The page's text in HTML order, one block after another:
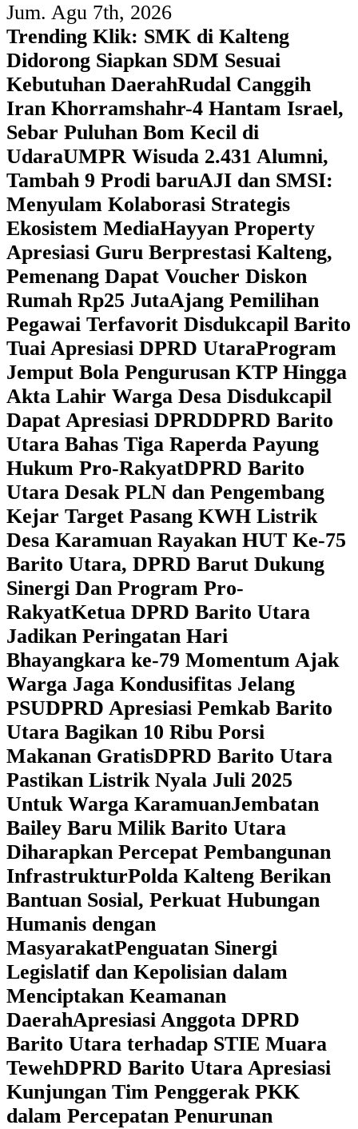
Jum. Agu 7th, 2026
Trending Klik: SMK di Kalteng
Didorong Siapkan SDM Sesuai
Kebutuhan DaerahRudal Canggih
Iran Khorramshahr-4 Hantam Israel,
Sebar Puluhan Bom Kecil di
UdaraUMPR Wisuda 2.431 Alumni,
Tambah 9 Prodi baruAJI dan SMSI:
Menyulam Kolaborasi Strategis
Ekosistem MediaHayyan Property
Apresiasi Guru Berprestasi Kalteng,
Pemenang Dapat Voucher Diskon
Rumah Rp25 JutaAjang Pemilihan
Pegawai Terfavorit Disdukcapil Barito
Tuai Apresiasi DPRD UtaraProgram
Jemput Bola Pengurusan KTP Hingga
Akta Lahir Warga Desa Disdukcapil
Dapat Apresiasi DPRDDPRD Barito
Utara Bahas Tiga Raperda Payung
Hukum Pro-RakyatDPRD Barito
Utara Desak PLN dan Pengembang
Kejar Target Pasang KWH Listrik
Desa Karamuan Rayakan HUT Ke-75
Barito Utara, DPRD Barut Dukung
Sinergi Dan Program Pro-
RakyatKetua DPRD Barito Utara
Jadikan Peringatan Hari
Bhayangkara ke-79 Momentum Ajak
Warga Jaga Kondusifitas Jelang
PSUDPRD Apresiasi Pemkab Barito
Utara Bagikan 10 Ribu Porsi
Makanan GratisDPRD Barito Utara
Pastikan Listrik Nyala Juli 2025
Untuk Warga KaramuanJembatan
Bailey Baru Milik Barito Utara
Diharapkan Percepat Pembangunan
InfrastrukturPolda Kalteng Berikan
Bantuan Sosial, Perkuat Hubungan
Humanis dengan
MasyarakatPenguatan Sinergi
Legislatif dan Kepolisian dalam
Menciptakan Keamanan
DaerahApresiasi Anggota DPRD
Barito Utara terhadap STIE Muara
TewehDPRD Barito Utara Apresiasi
Kunjungan Tim Penggerak PKK
dalam Percepatan Penurunan